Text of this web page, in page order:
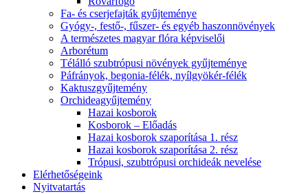
Fa- és cserjefajták gyűjteménye
Gyógy-, festő-, fűszer- és egyéb haszonnövények
A természetes magyar flóra képviselői
Arborétum
Télálló szubtrópusi növények gyűjteménye
Páfrányok, begonia-félék, nyílgyökér-félék
Kaktuszgyűjtemény
Orchideagyűjtemény
Hazai kosborok
Kosborok – Előadás
Hazai kosborok szaporítása 1. rész
Hazai kosborok szaporítása 2. rész
Trópusi, szubtrópusi orchideák nevelése
Elérhetőségeink
Nyitvatartás